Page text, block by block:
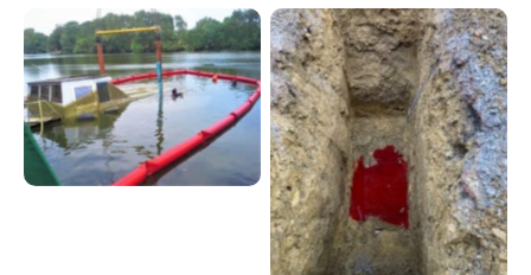
Pollution
hydrocarbures suite
à un naufrage
Fuite de fioul infiltré
dans le sol